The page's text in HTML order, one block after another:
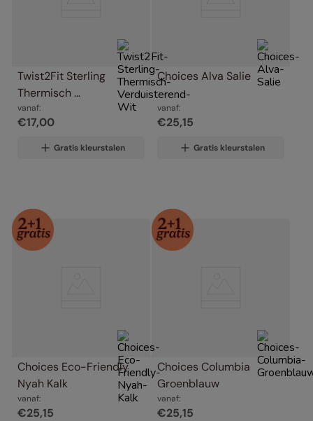
Twist2Fit Sterling
Thermisch
Verduisterend Wit
vanaf:
€17,00
Gratis kleurstalen
Choices Alva Salie
vanaf:
€25,15
Gratis kleurstalen
Choices Eco-Friendly
Nyah Kalk
vanaf:
€25,15
Choices Columbia
Groenblauw
vanaf:
€25,15